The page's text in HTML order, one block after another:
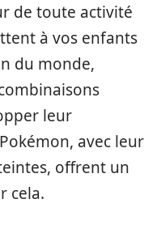
de toute activité
à vos enfants
du monde,
leur
avec leur
offrent un
cela.